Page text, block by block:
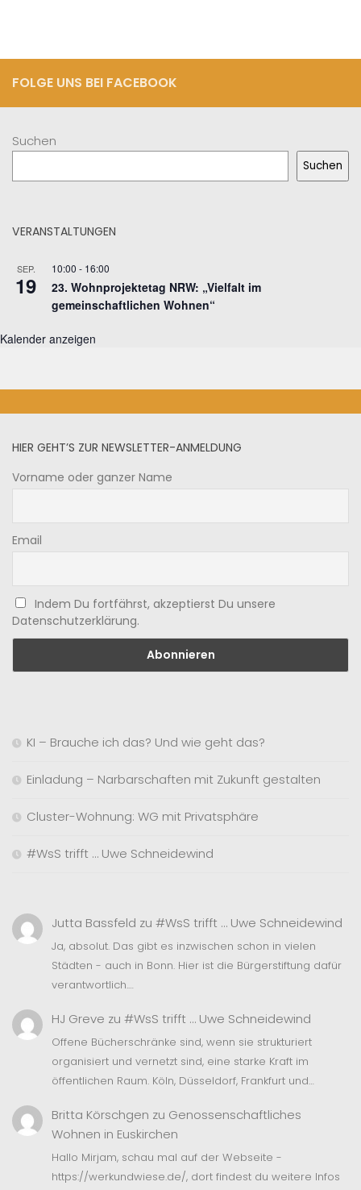
FOLGE UNS BEI FACEBOOK
Suchen
Suchen
VERANSTALTUNGEN
SEP.
19
10:00 - 16:00
23. Wohnprojektetag NRW: „Vielfalt im
gemeinschaftlichen Wohnen“
Kalender anzeigen
HIER GEHT’S ZUR NEWSLETTER-ANMELDUNG
Vorname oder ganzer Name
Email
Indem Du fortfährst, akzeptierst Du unsere
Datenschutzerklärung.
KI – Brauche ich das? Und wie geht das?
Einladung – Narbarschaften mit Zukunft gestalten
Cluster-Wohnung: WG mit Privatsphäre
#WsS trifft … Uwe Schneidewind
Jutta Bassfeld zu #WsS trifft … Uwe Schneidewind
Ja, absolut. Das gibt es inzwischen schon in vielen
Städten - auch in Bonn. Hier ist die Bürgerstiftung dafür
verantwortlich.…
HJ Greve zu #WsS trifft … Uwe Schneidewind
Offene Bücherschränke sind, wenn sie strukturiert
organisiert und vernetzt sind, eine starke Kraft im
öffentlichen Raum. Köln, Düsseldorf, Frankfurt und…
Britta Körschgen zu Genossenschaftliches
Wohnen in Euskirchen
Hallo Mirjam, schau mal auf der Webseite -
https://werkundwiese.de/, dort findest du weitere Infos